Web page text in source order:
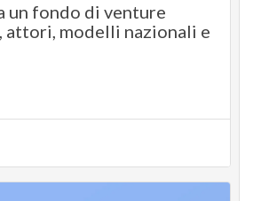
un fondo di venture
attori, modelli nazionali e